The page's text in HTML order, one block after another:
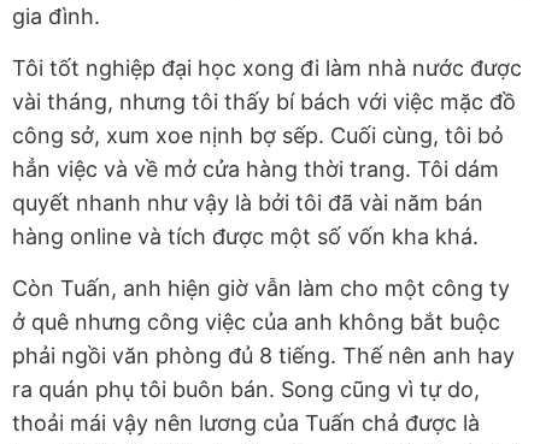
gia đình.
Tôi tốt nghiệp đại học xong đi làm nhà nước được
vài tháng, nhưng tôi thấy bí bách với việc mặc đồ
công sở, xum xoe nịnh bợ sếp. Cuối cùng, tôi bỏ
hẳn việc và về mở cửa hàng thời trang. Tôi dám
quyết nhanh như vậy là bởi tôi đã vài năm bán
hàng online và tích được một số vốn kha khá.
Còn Tuấn, anh hiện giờ vẫn làm cho một công ty
ở quê nhưng công việc của anh không bắt buộc
phải ngồi văn phòng đủ 8 tiếng. Thế nên anh hay
ra quán phụ tôi buôn bán. Song cũng vì tự do,
thoải mái vậy nên lương của Tuấn chả được là